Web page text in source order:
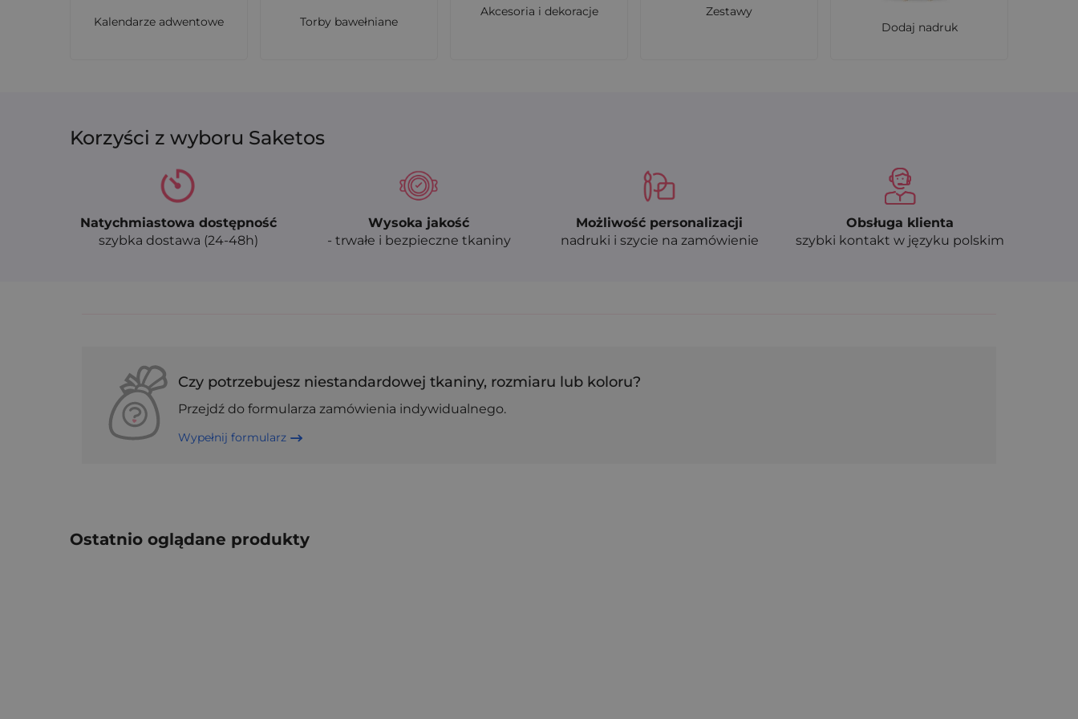
Kalendarze adwentowe Torby bawełniane
Akcesoria i dekoracje
Zestawy
Dodaj nadruk
Korzyści z wyboru Saketos
Natychmiastowa dostępność
szybka dostawa (24-48h)
Wysoka jakość
- trwałe i bezpieczne tkaniny
Możliwość personalizacji
nadruki i szycie na zamówienie
Obsługa klienta
szybki kontakt w języku polskim
Czy potrzebujesz niestandardowej tkaniny, rozmiaru lub koloru?
Przejdź do formularza zamówienia indywidualnego.
Wypełnij formularz
Ostatnio oglądane produkty